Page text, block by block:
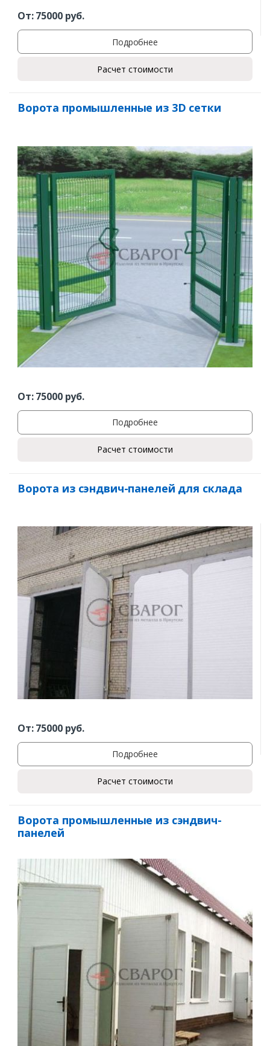
Заказать
Ваше имя*
Ваш телефон*
Комментарий к заказу
От:75000руб.
Подробнее
Расчет стоимости
Ворота промышленные из 3D сетки
От:75000руб.
Подробнее
Расчет стоимости
Ворота из сэндвич-панелей для склада
От:75000руб.
Подробнее
Расчет стоимости
Ворота промышленные из сэндвич-
панелей